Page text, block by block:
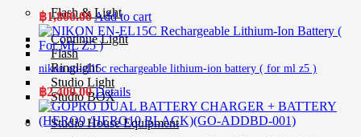
Flash & Light
Continue Light
Flash
Ringlight
Studio Light
Studio BOX
Studio House Equipment
฿1,800.00Add to cart
nikon en-el15c rechargeable lithium-ion battery ( for ml z5 )
฿2,400.00 Details